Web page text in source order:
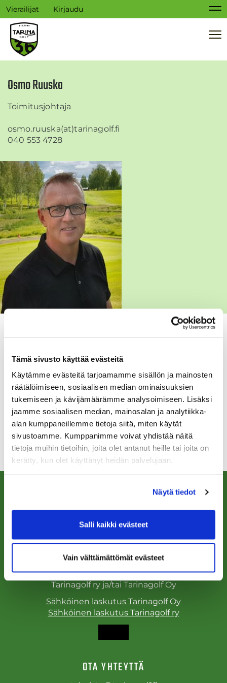
Tämä sivusto käyttää evästeitä
Käytämme evästeitä tarjoamamme sisällön ja mainosten
räätälöimiseen, sosiaalisen median ominaisuuksien
tukemiseen ja kävijämäärämme analysoimiseen. Lisäksi
jaamme sosiaalisen median, mainosalan ja analytiikka-
alan kumppaneillemme tietoja siitä, miten käytät
sivustoamme. Kumppanimme voivat yhdistää näitä
tietoja muihin tietoihin, joita olet antanut heille tai joita on
kerätty, kun olet käyttänyt heidän palvelujaan.
Näytä tiedot
Salli kaikki evästeet
Vain välttämättömät evästeet
Vierailijat Kirjaudu
Osmo Ruuska
Toimitusjohtaja
​​​​​​​osmo.ruuska(at)tarinagolf.fi
040 553 4728
Tarinagolf ry ja Tarinagolf Oy
Tarinagolfintie 19, 71800 Siilinjärvi
Laskutusosoite:
Tarinagolf ry ja/tai Tarinagolf Oy
Sähköinen laskutus Tarinagolf Oy
Sähköinen laskutus Tarinagolf ry
OTA YHTEYTTÄ